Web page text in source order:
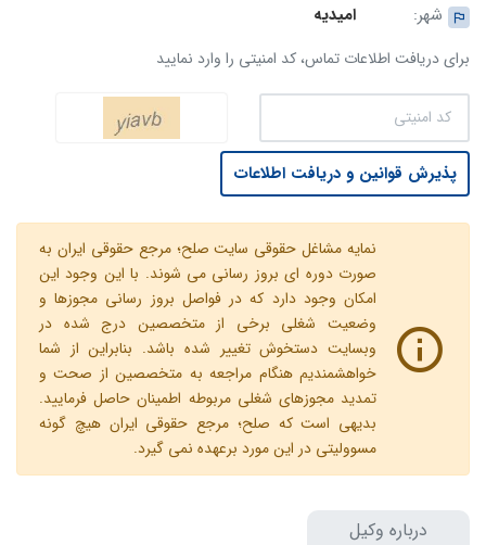
شهر:
امیدیه
برای دریافت اطلاعات تماس، کد امنیتی را وارد نمایید
پذیرش قوانین و دریافت اطلاعات
نمایه مشاغل حقوقی سایت صلح؛ مرجع حقوقی ایران به
صورت دوره ای بروز رسانی می شوند. با این وجود این
امکان وجود دارد که در فواصل بروز رسانی مجوزها و
وضعیت شغلی برخی از متخصصین درج شده در
وبسایت دستخوش تغییر شده باشد. بنابراین از شما
خواهشمندیم هنگام مراجعه به متخصصین از صحت و
تمدید مجوزهای شغلی مربوطه اطمینان حاصل فرمایید.
بدیهی است که صلح؛ مرجع حقوقی ایران هیچ گونه
مسوولیتی در این مورد برعهده نمی گیرد.
درباره وکیل